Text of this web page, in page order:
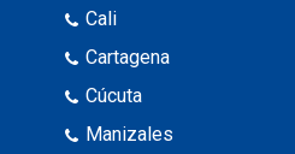
Cali
Cartagena
Cúcuta
Manizales